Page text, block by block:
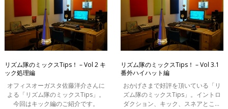
リズム隊のミックスTips！ – Vol 2 キ
ック処理編
オフィスオーガスタ佐藤洋介さんに
よる「リズム隊のミックスTips」。
今回はキック編のご紹介です。
リズム隊のミックスTips！ – Vol 3.1
番外ハイハット編
おかげさまで好評を頂いている「リ
ズム隊のミックスTips」。イントロ
ダクション、キック、スネアとここ